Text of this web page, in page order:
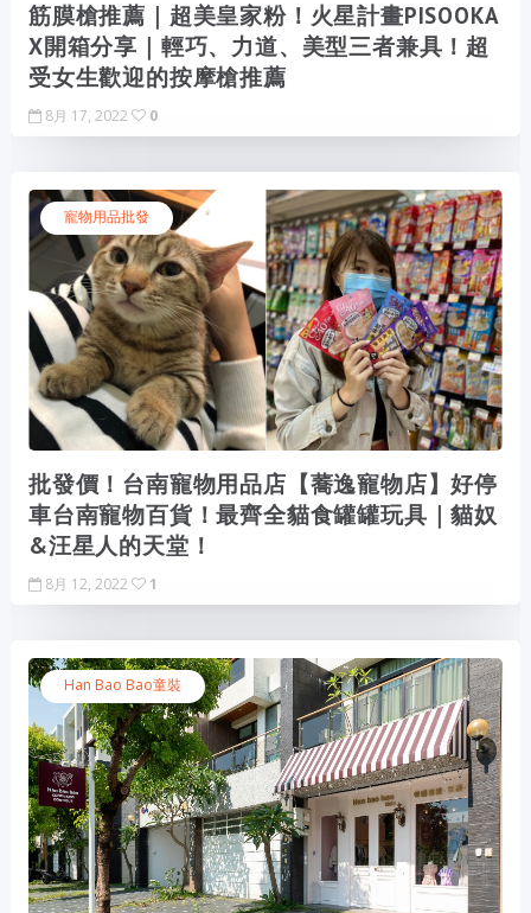
筋膜槍推薦｜超美皇家粉！火星計畫PISOOKA
X開箱分享｜輕巧、力道、美型三者兼具！超
受女生歡迎的按摩槍推薦
8月 17, 2022 0
寵物用品批發
批發價！台南寵物用品店【蕎逸寵物店】好停
車台南寵物百貨！最齊全貓食罐罐玩具｜貓奴
&汪星人的天堂！
8月 12, 2022 1
Han Bao Bao童裝